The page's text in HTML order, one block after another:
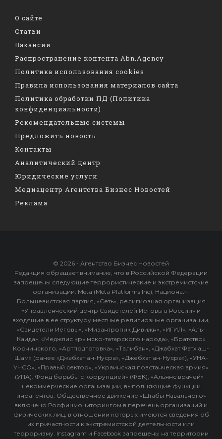
О сайте
Статьи
Вакансии
Распространение контента Abn.Agency
Политика использования cookies
Правила использования материалов сайта
Политика обработки ПД (Политика
конфиденциальности)
Рекомендательные системы
Предложить новость
Контакты
Аналитический центр
Юридические услуги
Медиацентр Агентства Бизнес Новостей
Реклама
© 2026 - Агентство Бизнес Новостей
Редакция обращает внимание, что в Российской Федерации
запрещены следующие террористические и экстремистские
организации: Meta (Meta Platforms Inc), Национал-
Большевистская партия, «Сеть», религиозная организация
«Управленческий центр Свидетелей Иеговы в России» и
входящие в ее структуру местные религиозные организации,
«Свидетели Иеговы», «Мизантропик Дивижн», «ИГИЛ», «Аль-
Каида», «Меджлис крымско-татарского народа», «Братство»
Корчинского, «Артподготовка», «Талибан», «Джабхат Фатх аш-
Шам» (ранее «Джабхат ан-Нусра», «Джебхат ан-Нусра»), «УНА-
УНСО», «Правый сектор», «Украинская повстанческая армия»
(УПА). Фонд борьбы с коррупцией» (ФБК), «Альянс врачей» -
некоммерческие организации, выполняющие функции
иноагентов. Общественное движение «Штабы Навального»
включено Росфинмониторингом в перечень организаций и
физических лиц, в отношении которых имеются сведения об
их причастности к экстремистской деятельности или
терроризму. Instagram и Facebook запрещены на территории